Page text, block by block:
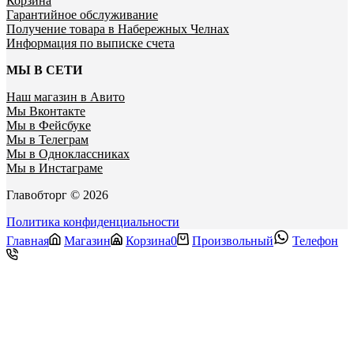
Гарантийное обслуживание
Получение товара в Набережных Челнах
Информация по выписке счета
МЫ В СЕТИ
Наш магазин в Авито
Мы Вконтакте
Мы в Фейсбуке
Мы в Телеграм
Мы в Одноклассниках
Мы в Инстаграме
Главобторг © 2026
Политика конфиденциальности
Главная
Магазин Корзина0 Произвольный Телефон